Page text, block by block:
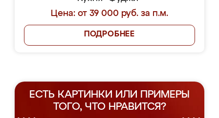
Цена: от 39 000 руб. за п.м.
ПОДРОБНЕЕ
ЕСТЬ КАРТИНКИ ИЛИ ПРИМЕРЫ
ТОГО, ЧТО НРАВИТСЯ?